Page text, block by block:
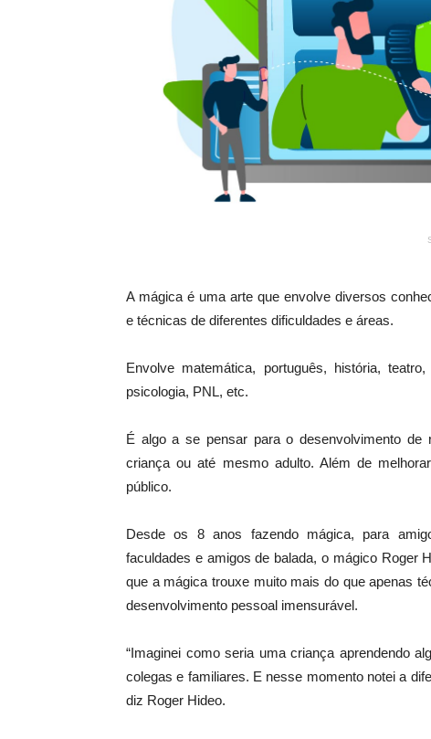
A mágica é uma arte que envolve diversos
e técnicas de diferentes dificuldades e áreas.
Envolve matemática, português, história, teatro,
psicologia, PNL, etc.
É algo a se pensar para o desenvolvimento de
criança ou até mesmo adulto. Além de
público.
Desde os 8 anos fazendo mágica, para
faculdades e amigos de balada, o mágico Roger
que a mágica trouxe muito mais do que apenas
desenvolvimento pessoal imensurável.
“Imaginei como seria uma criança aprendendo
colegas e familiares. E nesse momento notei a
diz Roger Hideo.